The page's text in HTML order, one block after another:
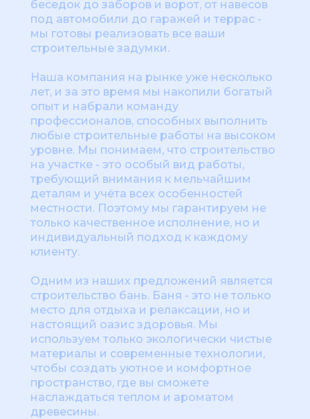
беседок до заборов и ворот, от навесов
под автомобили до гаражей и террас -
мы готовы реализовать все ваши
строительные задумки.
Наша компания на рынке уже несколько
лет, и за это время мы накопили богатый
опыт и набрали команду
профессионалов, способных выполнить
любые строительные работы на высоком
уровне. Мы понимаем, что строительство
на участке - это особый вид работы,
требующий внимания к мельчайшим
деталям и учёта всех особенностей
местности. Поэтому мы гарантируем не
только качественное исполнение, но и
индивидуальный подход к каждому
клиенту.
Одним из наших предложений является
строительство бань. Баня - это не только
место для отдыха и релаксации, но и
настоящий оазис здоровья. Мы
используем только экологически чистые
материалы и современные технологии,
чтобы создать уютное и комфортное
пространство, где вы сможете
наслаждаться теплом и ароматом
древесины.